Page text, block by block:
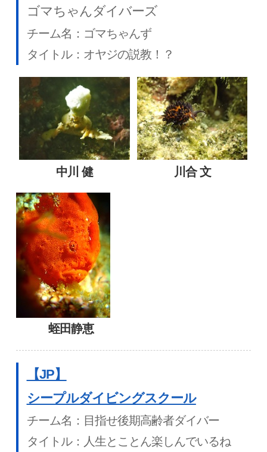
ゴマちゃんダイバーズ
チーム名：ゴマちゃんず
タイトル：オヤジの説教！？
中川 健 川合 文
蛭田静恵
【JP】
シープルダイビングスクール
チーム名：目指せ後期高齢者ダイバー
タイトル：人生とことん楽しんでいるね